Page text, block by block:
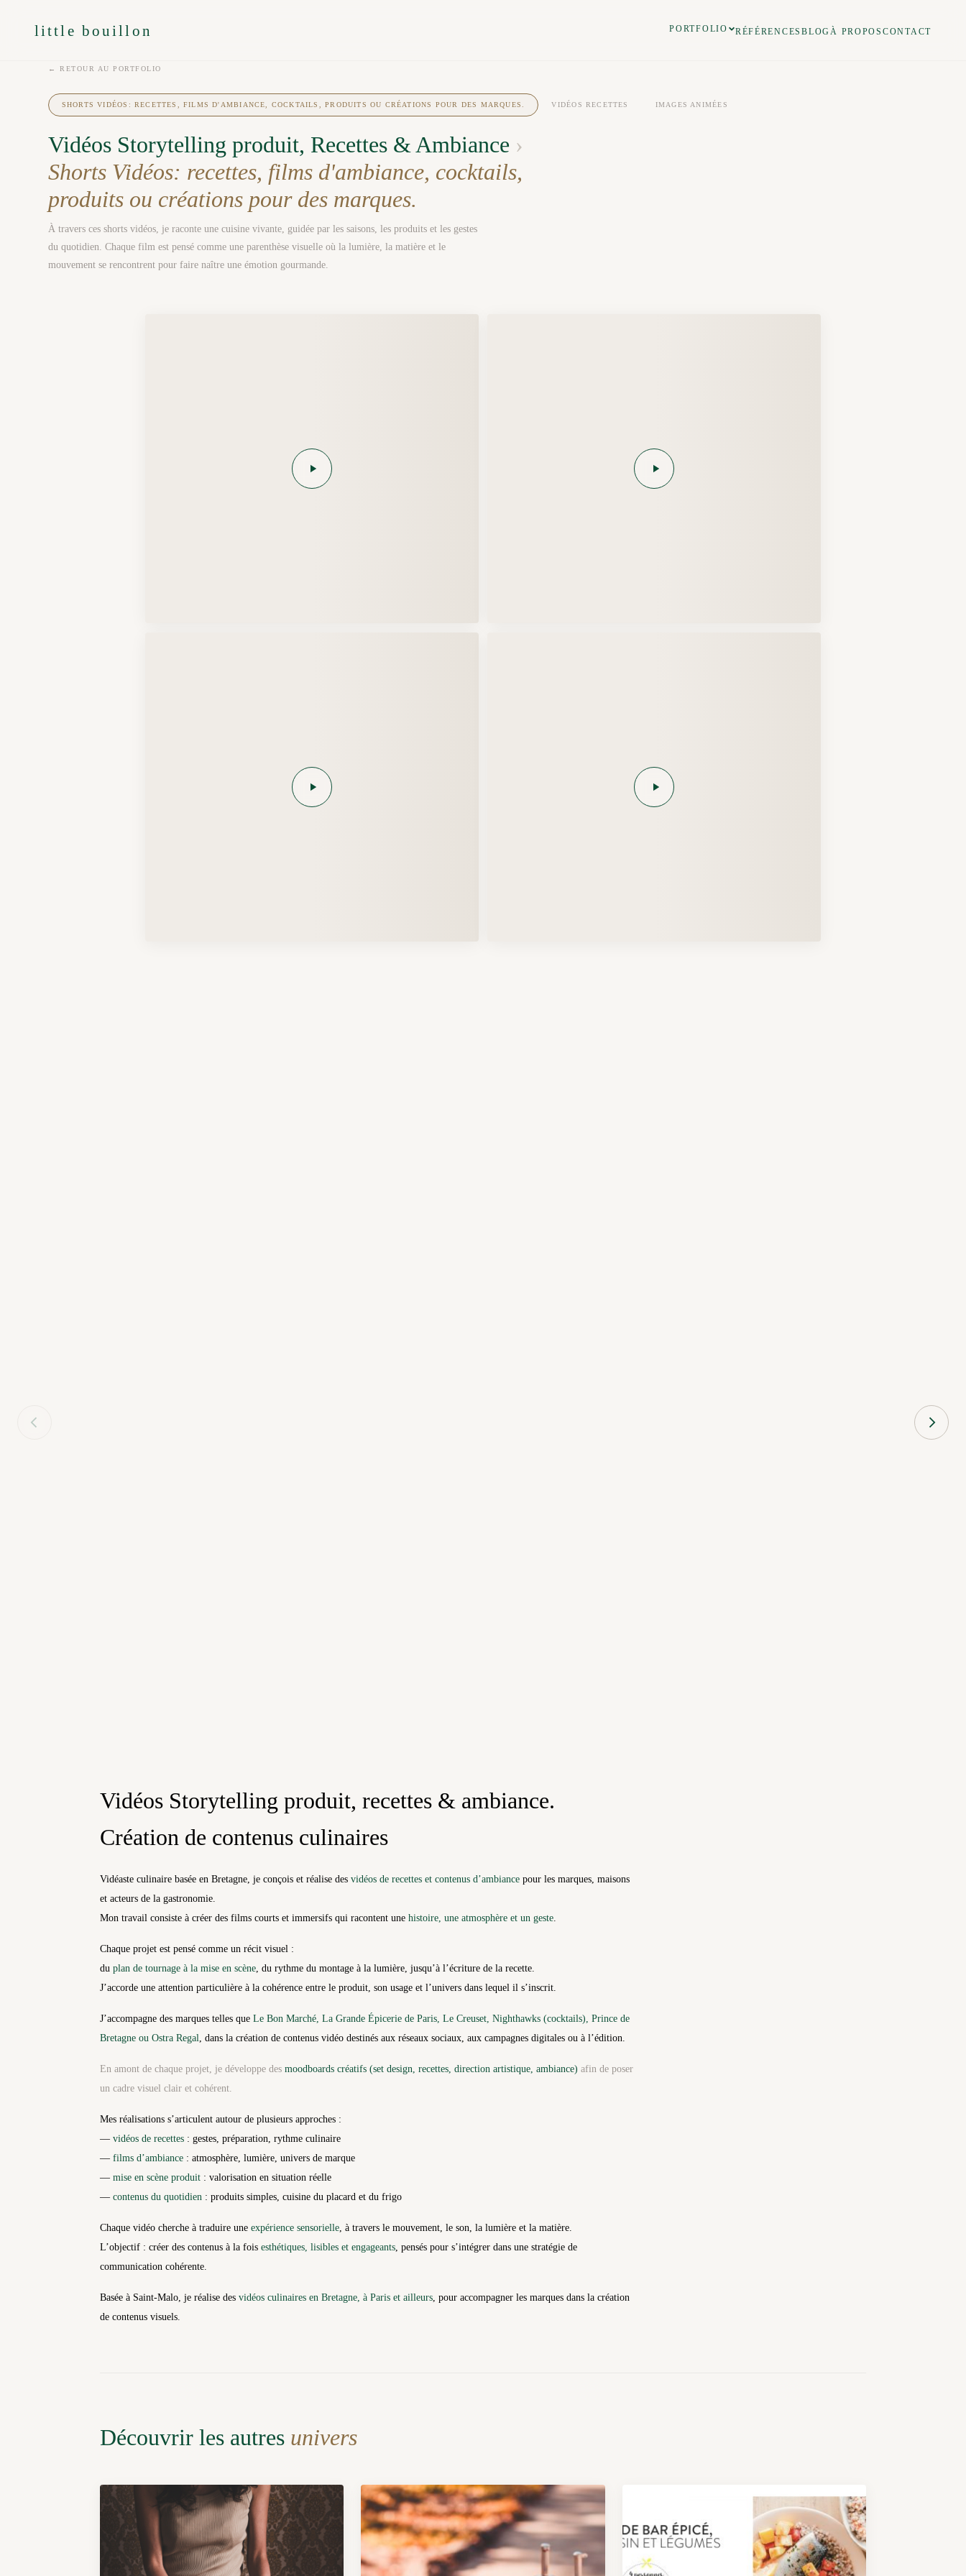
little bouillon PORTFOLIO RÉFÉRENCESBLOG À PROPOS CONTACT
← RETOUR AU PORTFOLIO
SHORTS VIDÉOS: RECETTES, FILMS D'AMBIANCE, COCKTAILS, PRODUITS OU CRÉATIONS POUR DES MARQUES. VIDÉOS RECETTES IMAGES ANIMÉES
Vidéos Storytelling produit, Recettes & Ambiance ›
Shorts Vidéos: recettes, films d'ambiance, cocktails,
produits ou créations pour des marques.
À travers ces shorts vidéos, je raconte une cuisine vivante, guidée par les saisons, les produits et les gestes
du quotidien. Chaque film est pensé comme une parenthèse visuelle où la lumière, la matière et le
mouvement se rencontrent pour faire naître une émotion gourmande.
Vidéos Storytelling produit, recettes & ambiance.
Création de contenus culinaires
Vidéaste culinaire basée en Bretagne, je conçois et réalise desvidéos de recettes et contenus d’ambiance pour les marques, maisons
et acteurs de la gastronomie.
Mon travail consiste à créer des films courts et immersifs qui racontent unehistoire, une atmosphère et un geste
Chaque projet est pensé comme un récit visuel :
duplan de tournage à la mise en scène , du rythme du montage à la lumière, jusqu’à l’écriture de la recette.
J’accorde une attention particulière à la cohérence entre le produit, son usage et l’univers dans lequel il s’inscrit.
J’accompagne des marques telles queLe Bon Marché, La Grande Épicerie de Paris, Le Creuset, Nighthawks (cocktails), Prince de
Bretagne ou Ostra Regal , dans la création de contenus vidéo destinés aux réseaux sociaux, aux campagnes digitales ou à l’édition.
En amont de chaque projet, je développe desmoodboards créatifs (set design, recettes, direction artistique, ambiance)afin de poser
un cadre visuel clair et cohérent.
Mes réalisations s’articulent autour de plusieurs approches :
—vidéos de recettes : gestes, préparation, rythme culinaire
—films d’ambiance : atmosphère, lumière, univers de marque
—mise en scène produit : valorisation en situation réelle
—contenus du quotidien : produits simples, cuisine du placard et du frigo
Chaque vidéo cherche à traduire uneexpérience sensorielle , à travers le mouvement, le son, la lumière et la matière.
L’objectif : créer des contenus à la foisesthétiques, lisibles et engageants , pensés pour s’intégrer dans une stratégie de
communication cohérente.
Basée à Saint-Malo, je réalise desvidéos culinaires en Bretagne, à Paris et ailleurs , pour accompagner les marques dans la création
de contenus visuels.
Découvrir les autres univers